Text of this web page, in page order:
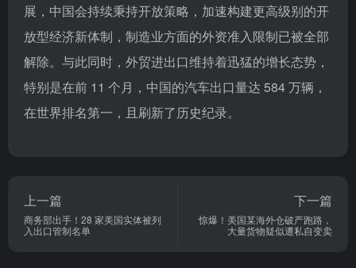
展，中国会持续秉持开放策略，加速构建更高级别的开
放型经济新体制，制造业方面的外资准入限制已被全部
解除。与此同时，外贸进出口维持着迅猛的增长态势，
特别是在前 11 个月，中国的汽车出口量达 584 万辆，
在世界排名第一，且刷新了历史纪录。
上一篇
商务部出手！28 家美国实体被列
入出口管制名单
下一篇
惊爆！美国某海外仓破产跑路，
大量货物疑似遭私自变卖